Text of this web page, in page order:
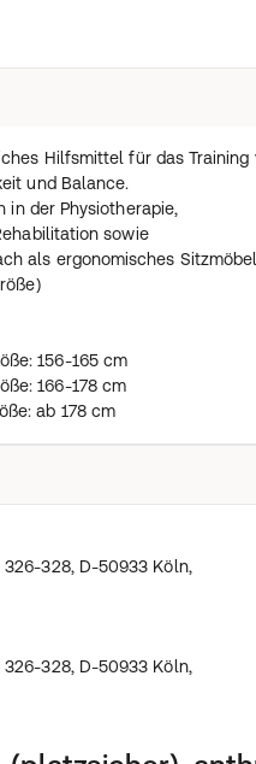
Hilfsmittel für das Training
und Balance.
in der Physiotherapie,
sowie
als ergonomisches
156-165 cm
166-178 cm
ab 178 cm
326-328, D-50933 Köln,
328, D-50933 Köln,
328, D-50933 Köln,